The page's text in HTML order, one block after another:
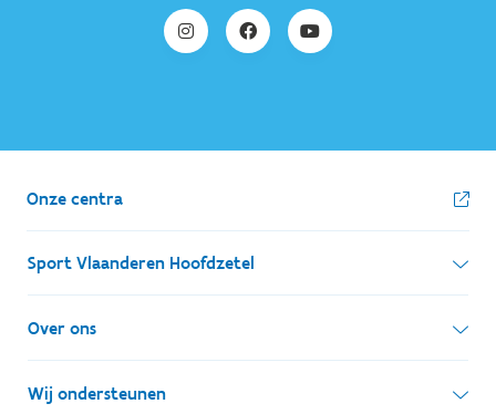
Onze centra
Sport Vlaanderen Hoofdzetel
Simon Bolivarlaan 17
1000 Brussel
Ondernemingsnummer: BE 0248.142.826
Over ons
Wie zijn we, wat doen we
Wij ondersteunen